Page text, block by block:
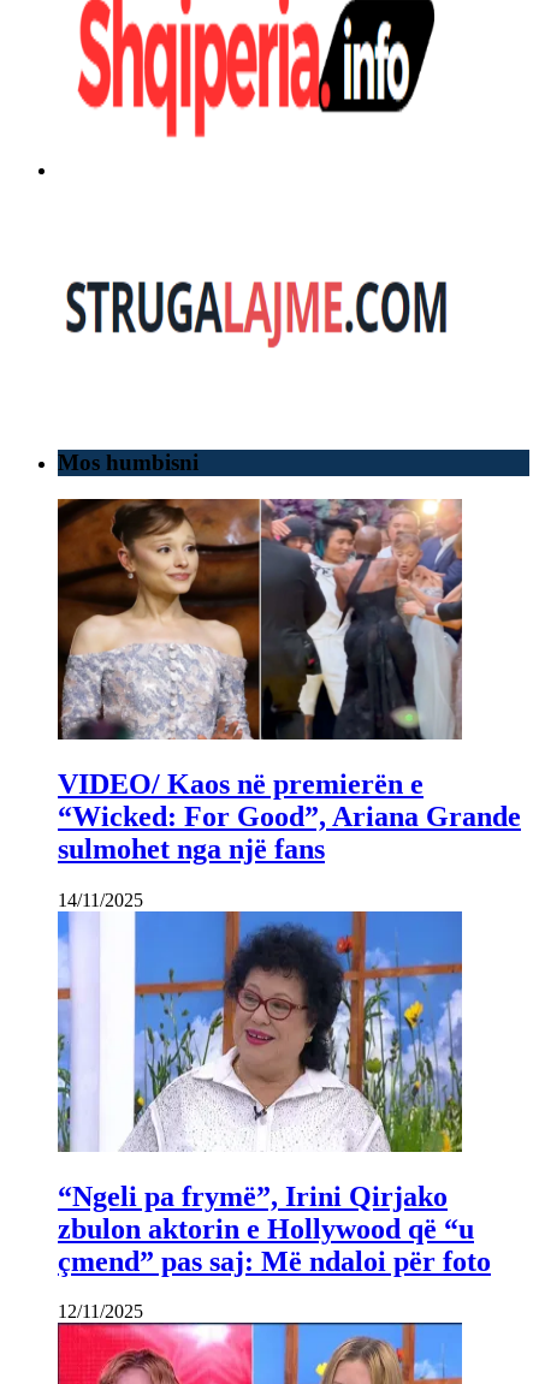
Mos humbisni
VIDEO/ Kaos në premierën e
“Wicked: For Good”, Ariana Grande
sulmohet nga një fans
14/11/2025
“Ngeli pa frymë”, Irini Qirjako
zbulon aktorin e Hollywood që “u
çmend” pas saj: Më ndaloi për foto
12/11/2025